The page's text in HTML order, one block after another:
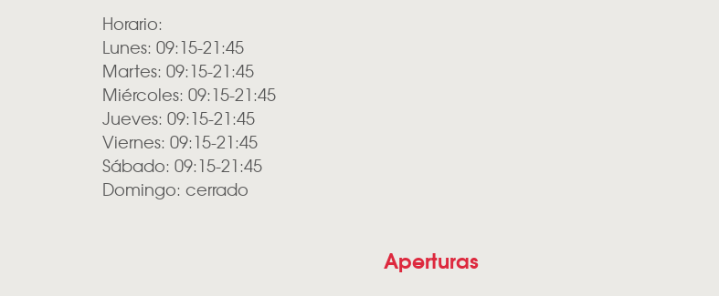
Horario:
Lunes: 09:15-21:45
Martes: 09:15-21:45
Miércoles: 09:15-21:45
Jueves: 09:15-21:45
Viernes: 09:15-21:45
Sábado: 09:15-21:45
Domingo: cerrado
Aperturas